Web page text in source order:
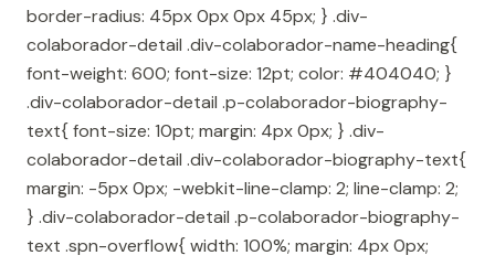
border-radius: 45px 0px 0px 45px; } .div-
colaborador-detail .div-colaborador-name-heading{
font-weight: 600; font-size: 12pt; color: #404040; }
.div-colaborador-detail .p-colaborador-biography-
text{ font-size: 10pt; margin: 4px 0px; } .div-
colaborador-detail .div-colaborador-biography-text{
margin: -5px 0px; -webkit-line-clamp: 2; line-clamp: 2;
} .div-colaborador-detail .p-colaborador-biography-
text .spn-overflow{ width: 100%; margin: 4px 0px;